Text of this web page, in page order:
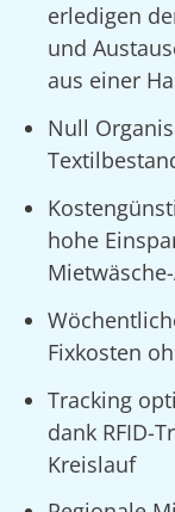
erledigen
und
aus einer
Null
hohe
Fixkosten
Tracking
dank RFID-
Kreislauf